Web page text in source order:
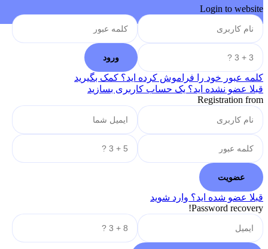
Login to website
کلمه عبور خود را فراموش کرده اید؟ کمک بگیرید
قبلا عضو نشده اید؟ یک حساب کاربری بسازید
Registration from
قبلا عضو شده اید؟ وارد شوید
Password recovery!